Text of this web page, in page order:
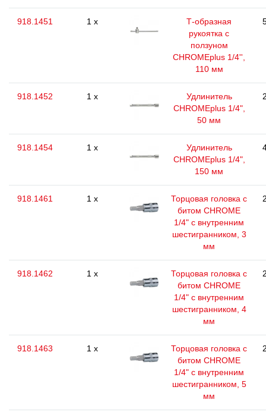
918.1451 1 x
Т-образная
рукоятка с
ползуном
CHROMEplus 1/4'',
110 мм
918.1452 1 x
Удлинитель
CHROMEplus 1/4",
50 мм
918.1454 1 x
Удлинитель
CHROMEplus 1/4",
150 мм
918.1461 1 x
Торцовая головка с
битом CHROME
1/4" с внутренним
шестигранником, 3
мм
918.1462 1 x
Торцовая головка с
битом CHROME
1/4" с внутренним
шестигранником, 4
мм
918.1463 1 x
Торцовая головка с
битом CHROME
1/4" с внутренним
шестигранником, 5
мм